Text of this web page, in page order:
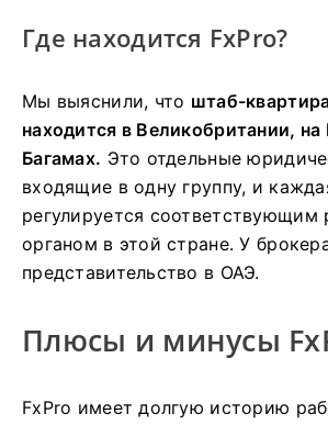
Где находится FxPro?
Мы выяснили, что штаб-
находится в Великобритании, на
Багамах. Это отдельные
входящие в одну группу, и
регулируется
органом в этой стране. У
представительство в ОАЭ.
Плюсы и минусы
FxPro имеет долгую историю